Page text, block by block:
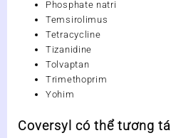
Phosphate natri
Temsirolimus
Tetracycline
Tizanidine
Tolvaptan
Trimethoprim
Yohim
Coversyl có thể tương